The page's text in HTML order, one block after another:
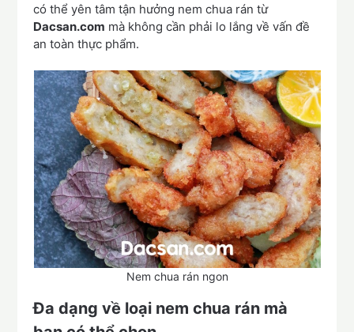
có thể yên tâm tận hưởng nem chua rán từ
Dacsan.com mà không cần phải lo lắng về vấn đề
an toàn thực phẩm.
Nem chua rán ngon
Đa dạng về loại nem chua rán mà